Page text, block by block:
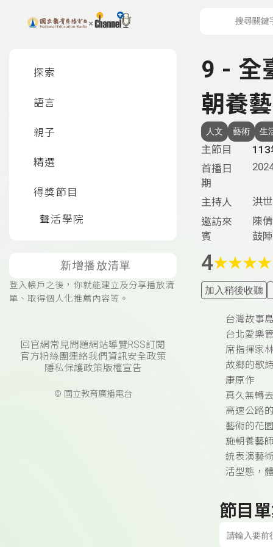
上方功能區塊
探索
語言
親子
精選
得獎節目
聲活學院
新增播放清單
登入帳戶之後，你就能建立及分享播放清
單、取得個人化推薦內容等。
回官網常見問題網站導覽RSS訂閱
官方粉絲團連絡我們 資訊安全政策
隱私保護政策版權宣告
© 國立教育廣播電台
9 - 全
朝養
人文 藝術 生
主節目
113
首播日
期
主持人
洪
邀訪來
賓
陳
鼓
4★★★★
加入稍後收聽
台灣故事
台北愛樂
席指揮家
故鄉的歌
康原作
真久無轉
高速公路
藝術的花
施朝養藝
統表演藝
活型態，
節目